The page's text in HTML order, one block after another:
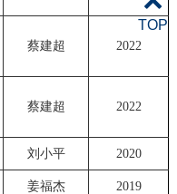
蔡建超 2022
蔡建超 2022
刘小平 2020
姜福杰 2019
TOP